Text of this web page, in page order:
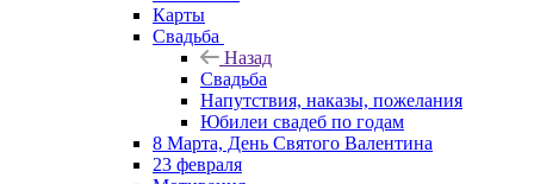
Карты
Свадьба
Назад
Свадьба
Напутствия, наказы, пожелания
Юбилеи свадеб по годам
8 Марта, День Святого Валентина
23 февраля